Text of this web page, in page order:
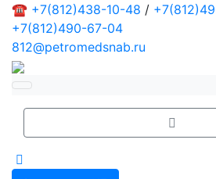
☎ +7(812)438-10-48 /
+7(812)490-67-04
812@petromedsnab.ru